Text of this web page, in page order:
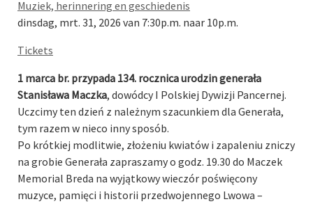
Muziek, herinnering en geschiedenis
dinsdag, mrt. 31, 2026 van 7:30p.m. naar 10p.m.
Tickets
1 marca br. przypada 134. rocznica urodzin generała
Stanisława Maczka, dowódcy I Polskiej Dywizji Pancernej.
Uczcimy ten dzień z należnym szacunkiem dla Generała,
tym razem w nieco inny sposób.
Po krótkiej modlitwie, złożeniu kwiatów i zapaleniu zniczy
na grobie Generała zapraszamy o godz. 19.30 do Maczek
Memorial Breda na wyjątkowy wieczór poświęcony
muzyce, pamięci i historii przedwojennego Lwowa –